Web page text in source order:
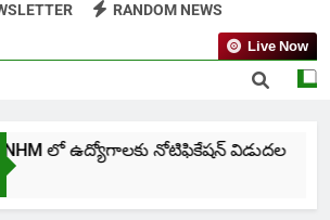
RANDOM NEWS
Live Now
లో ఉద్యోగాలకు నోటిఫికేషన్ విడుదల